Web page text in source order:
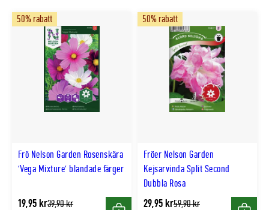
Frö Nelson Garden Rosenskära
'Vega Mixture' blandade färger
50% rabatt
19,95 krTidligere
39,90 kr
Fröer Nelson Garden
Kejsarvinda Split Second
Dubbla Rosa
50% rabatt
29,95 krTidligere
59,90 kr